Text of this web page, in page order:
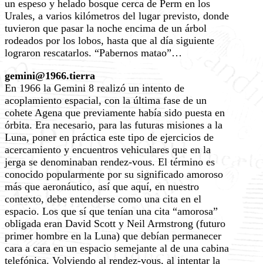
un espeso y helado bosque cerca de Perm en los
Urales, a varios kilómetros del lugar previsto, donde
tuvieron que pasar la noche encima de un árbol
rodeados por los lobos, hasta que al día siguiente
lograron rescatarlos. “Pabernos matao”…
gemini@1966.tierra
En 1966 la Gemini 8 realizó un intento de
acoplamiento espacial, con la última fase de un
cohete Agena que previamente había sido puesta en
órbita. Era necesario, para las futuras misiones a la
Luna, poner en práctica este tipo de ejercicios de
acercamiento y encuentros vehiculares que en la
jerga se denominaban rendez-vous. El término es
conocido popularmente por su significado amoroso
más que aeronáutico, así que aquí, en nuestro
contexto, debe entenderse como una cita en el
espacio. Los que sí que tenían una cita “amorosa”
obligada eran David Scott y Neil Armstrong (futuro
primer hombre en la Luna) que debían permanecer
cara a cara en un espacio semejante al de una cabina
telefónica. Volviendo al rendez-vous, al intentar la